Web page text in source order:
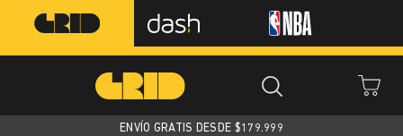
ENVÍO GRATIS DESDE $179.999